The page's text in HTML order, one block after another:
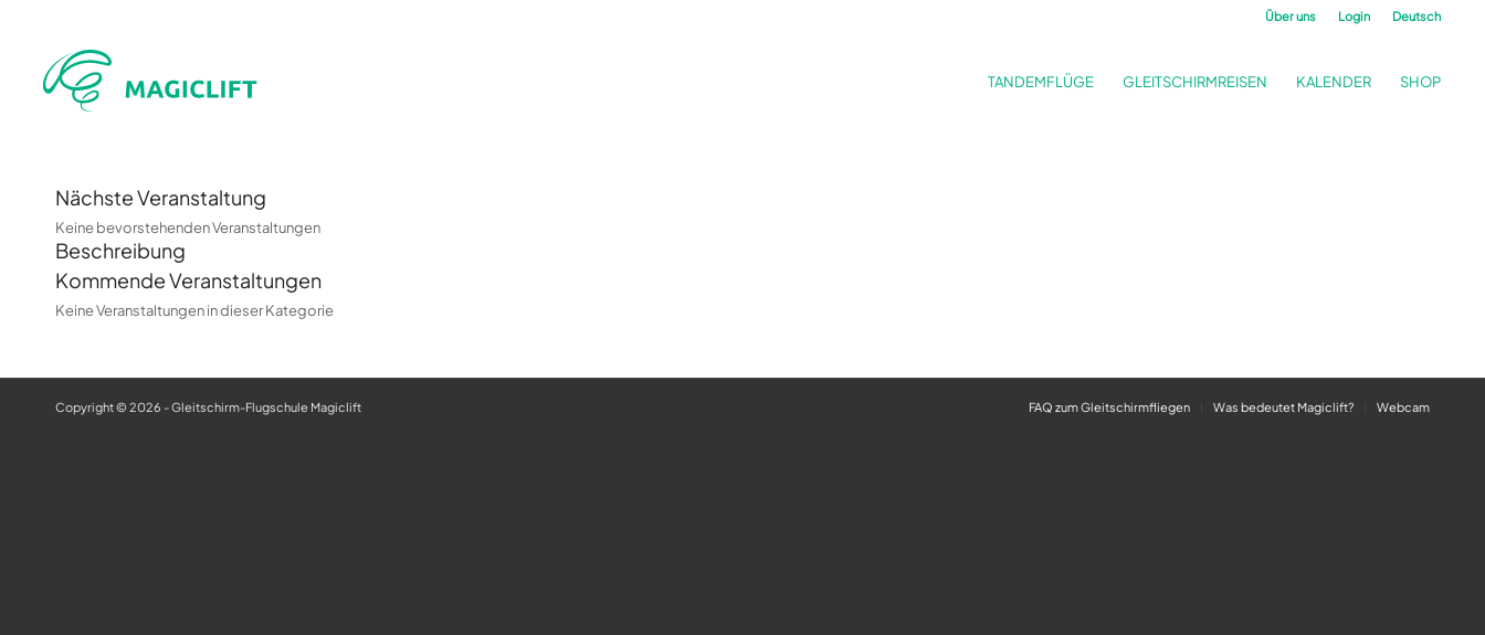
Über uns Login Deutsch
TANDEMFLÜGE GLEITSCHIRMREISEN KALENDER SHOP
Nächste Veranstaltung
Keine bevorstehenden Veranstaltungen
Beschreibung
Kommende Veranstaltungen
Keine Veranstaltungen in dieser Kategorie
Copyright © 2026 - Gleitschirm-Flugschule Magiclift FAQ zum Gleitschirmfliegen Was bedeutet Magiclift? Webcam